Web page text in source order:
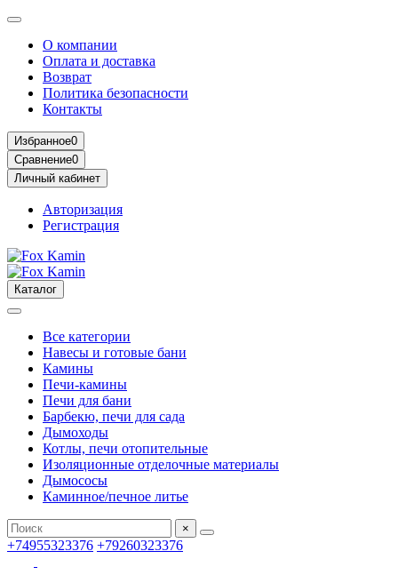
О компании
Оплата и доставка
Возврат
Политика безопасности
Контакты
Избранное0
Сравнение0
Личный кабинет
Авторизация
Регистрация
Каталог
Все категории
Навесы и готовые бани
Камины
Печи-камины
Печи для бани
Барбекю, печи для сада
Дымоходы
Котлы, печи отопительные
Изоляционные отделочные материалы
Дымососы
Каминное/печное литье
×
+74955323376 +79260323376